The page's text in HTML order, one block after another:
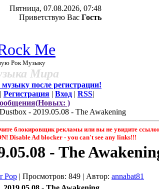
Пятница, 07.08.2026, 07:48
Приветствую Вас Гость
Me
Рок Музыку
Мира
после регистрации!
| Регистрация | Вход | RSS|
)
- 2019.05.08 - The Awakening
блокировщик рекламы или вы не увидите
Disable Ad blocker - you саn't see any links!!!
- The
Pop | Просмотров: 849 | Автор: annabat81